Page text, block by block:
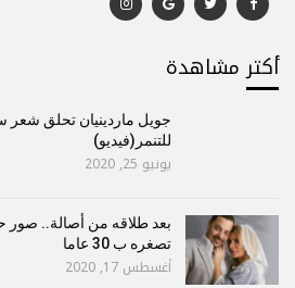
أكتر مشاهدة
جويل ماردينيان تحلق شعر
للتنمر(فيديو)
يونيو 25, 2020
بعد طلاقه من أصالة.. صور
تصغره ب 30 عاما
أغسطس 17, 2020